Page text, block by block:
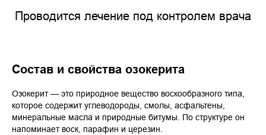
Проводится лечение под контролем врача
Состав и свойства озокерита
Озокерит — это природное вещество воскообразного типа,
которое содержит углеводороды, смолы, асфальтены,
минеральные масла и природные битумы. По структуре он
напоминает воск, парафин и церезин.